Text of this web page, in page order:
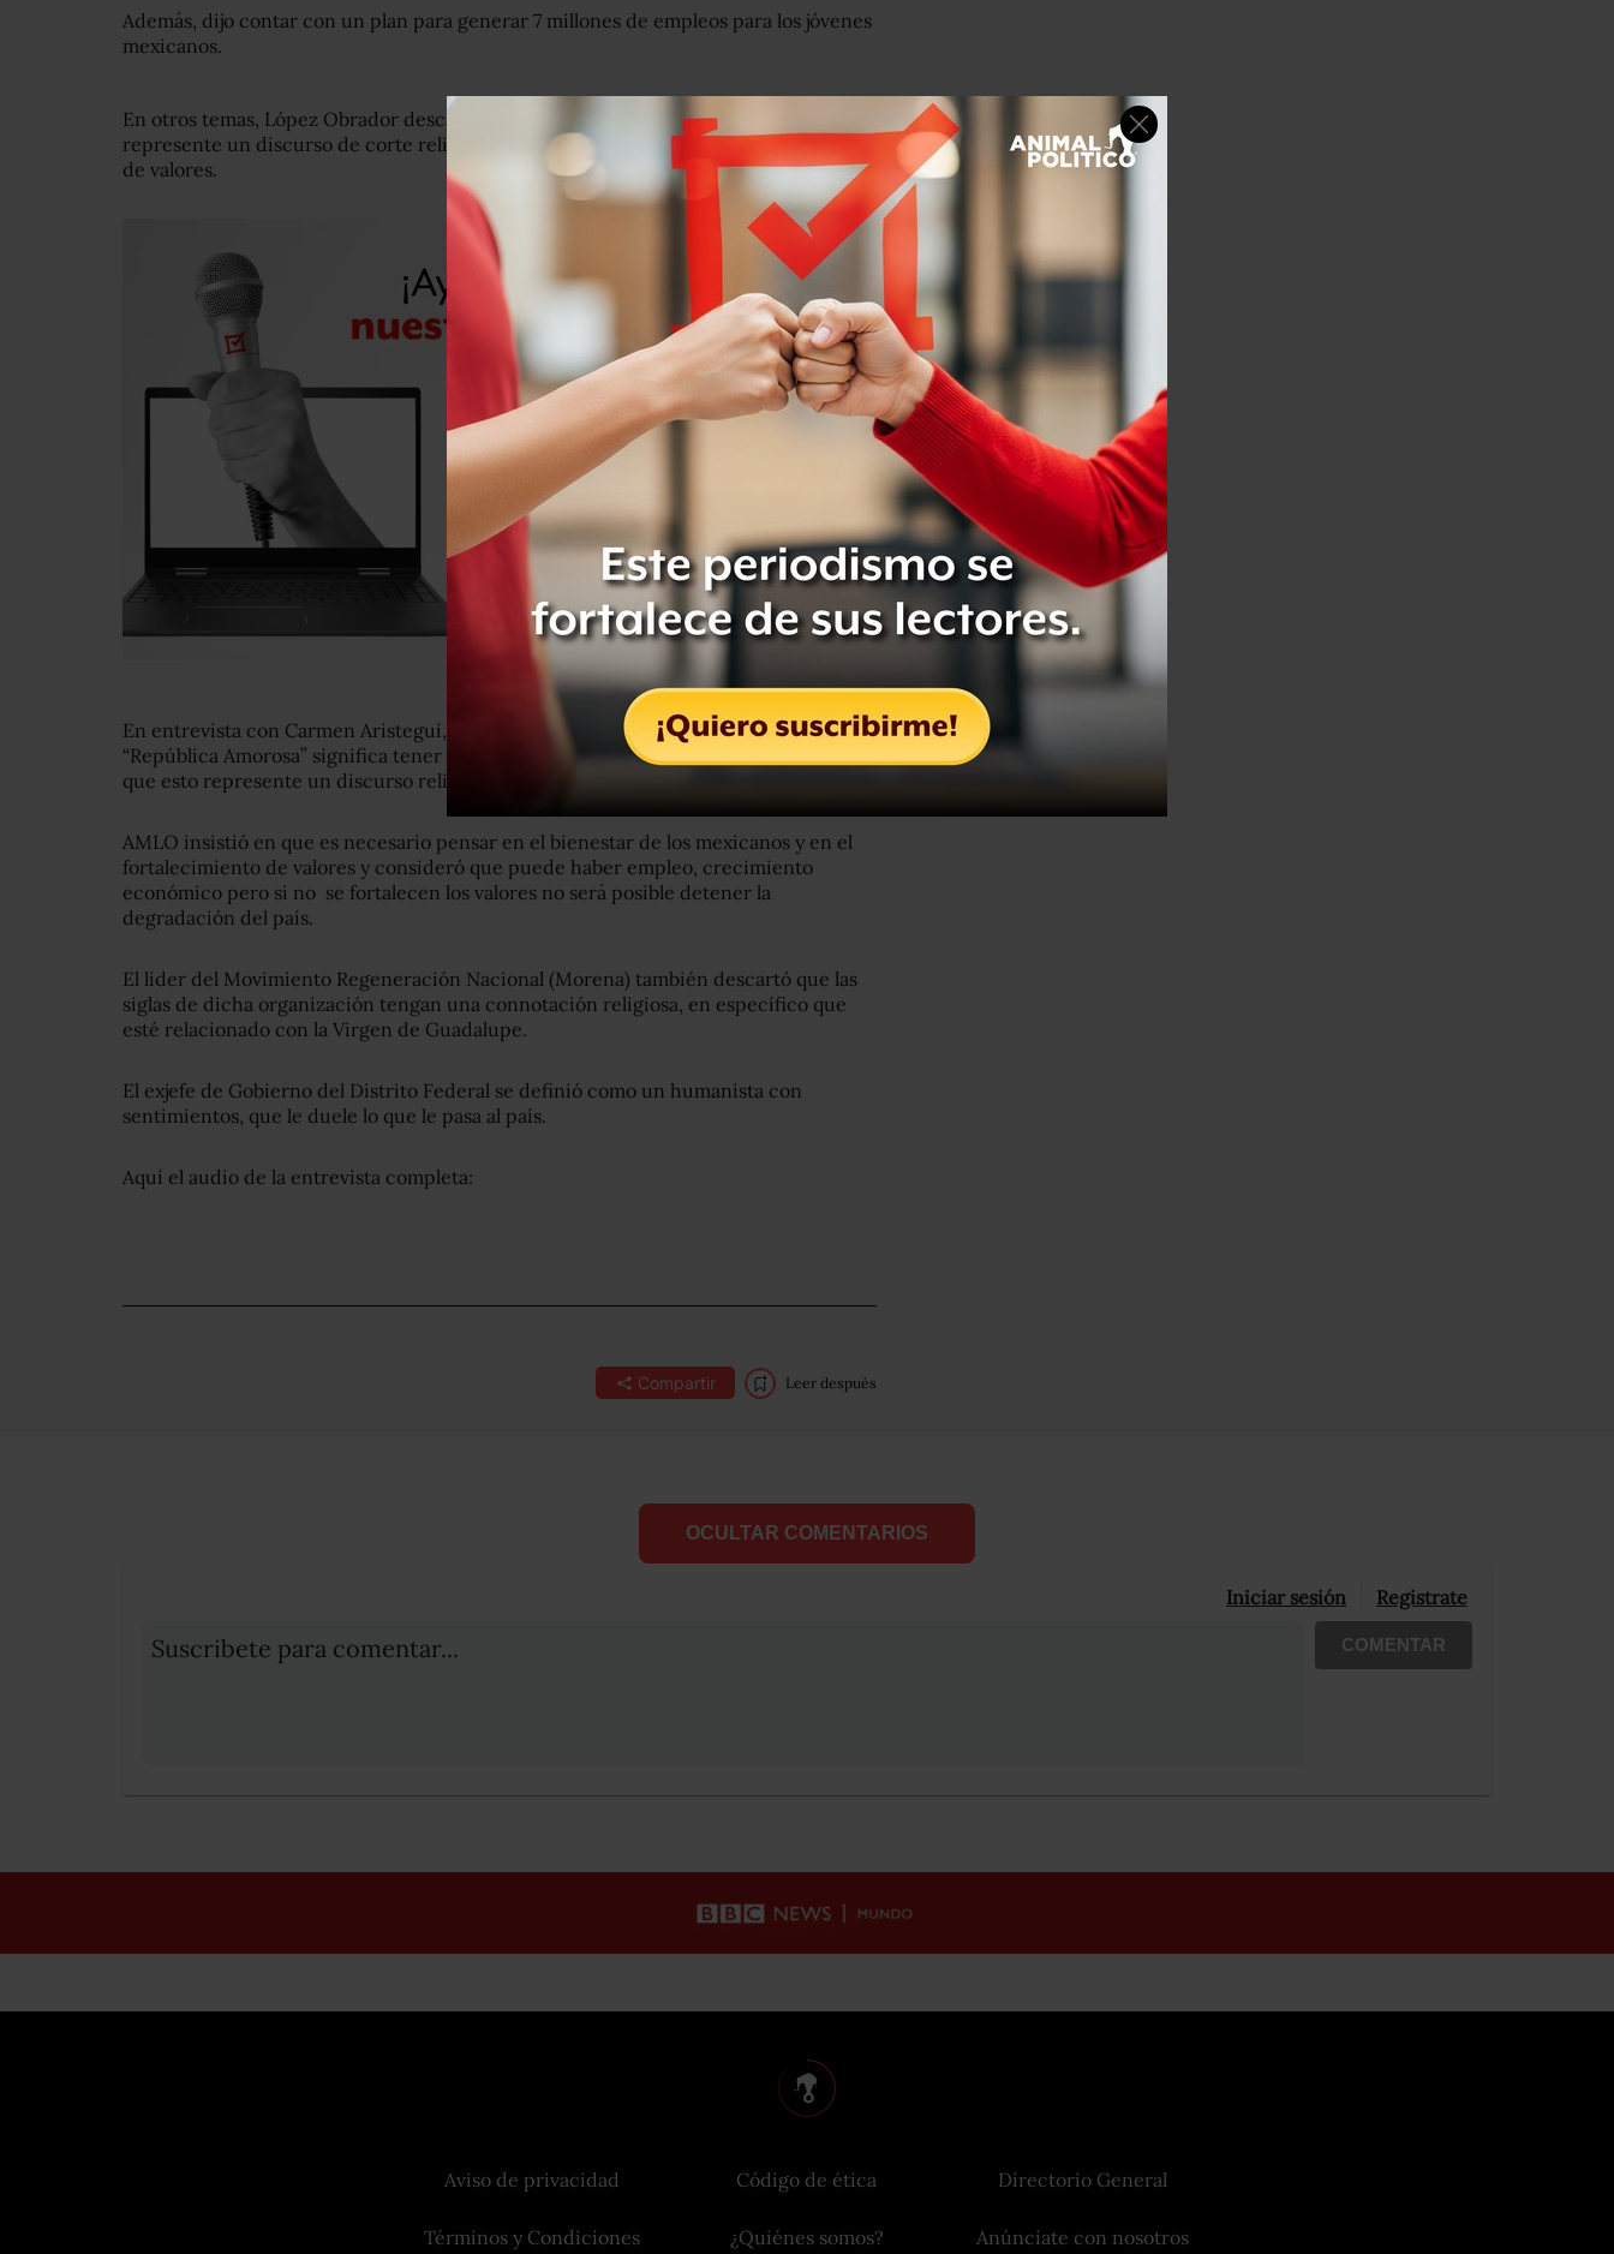
Además, dijo contar con un plan para generar 7 millones de empleos para los jóvenes
mexicanos.
En otros temas, López Obrador descartó que su concepto de “República Amorosa”
represente un discurso de corte religioso y explicó que se refiere a la recuperación
de valores.
En entrevista con Carmen Aristegui, López Obrador explicó que el concepto de
“República Amorosa” significa tener amor por la familia, el prójimo y a la patria, sin
que esto represente un discurso religioso.
AMLO insistió en que es necesario pensar en el bienestar de los mexicanos y en el
fortalecimiento de valores y consideró que puede haber empleo, crecimiento
económico pero si no se fortalecen los valores no será posible detener la
degradación del país.
El líder del Movimiento Regeneración Nacional (Morena) también descartó que las
siglas de dicha organización tengan una connotación religiosa, en específico que
esté relacionado con la Virgen de Guadalupe.
El exjefe de Gobierno del Distrito Federal se definió como un humanista con
sentimientos, que le duele lo que le pasa al país.
Aquí el audio de la entrevista completa:
Compartir Leer después
OCULTAR COMENTARIOS
Iniciar sesión Registrate
Suscribete para comentar... COMENTAR
Aviso de privacidad
Términos y Condiciones
Código de ética
¿Quiénes somos?
Directorio General
Anúnciate con nosotros